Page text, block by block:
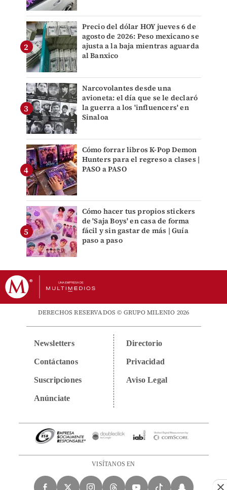
Precio del dólar HOY jueves 6 de
agosto de 2026: Peso mexicano se
ajusta a la baja mientras aguarda
al Banxico
Narcovolantes desde una
avioneta: el día que se le declaró
la guerra a los 'influencers' en
Sinaloa
Cómo forrar libros K-Pop Demon
Hunters para el regreso a clases |
PASO a PASO
Cómo hacer tus propios stickers
de 'Saja Boys' en casa de forma
fácil y sin gastar de más | Guía
paso a paso
DERECHOS RESERVADOS © GRUPO MILENIO 2026
Newsletters
Contáctanos
Suscripciones
Anúnciate
Directorio
Privacidad
Aviso Legal
VISÍTANOS EN